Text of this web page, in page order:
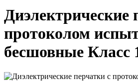
Диэлектрические
протоколом
бесшовные Класс